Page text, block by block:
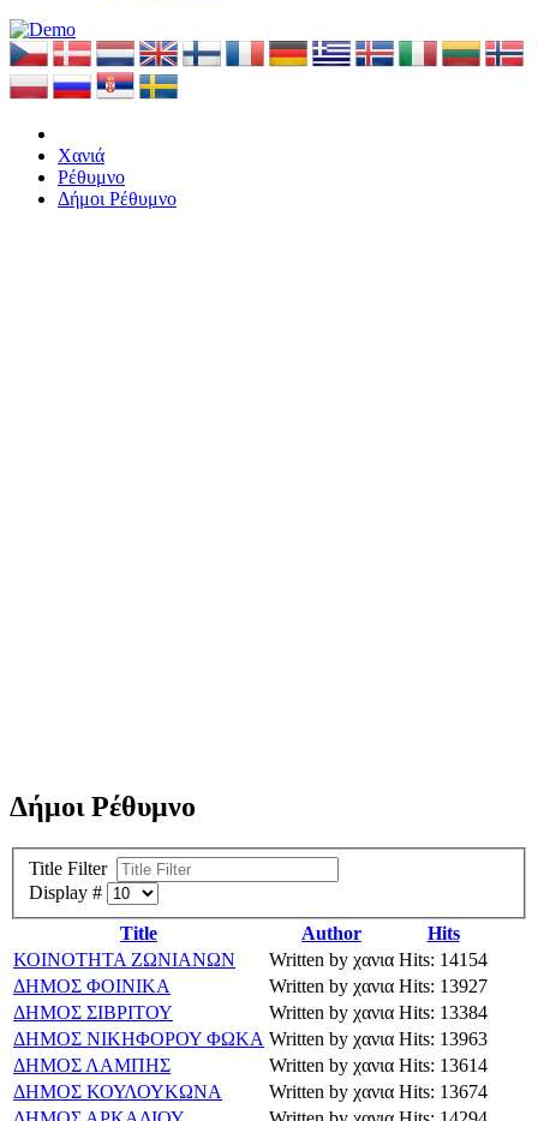
Χανιά
Ρέθυμνο
Δήμοι Ρέθυμνο
Δήμοι Ρέθυμνο
Title Filter
Display #
Title
Author
Hits
ΚΟΙΝΟΤΗΤΑ ΖΩΝΙΑΝΩΝ
Written by χανια Hits: 14154
ΔΗΜΟΣ ΦΟΙΝΙΚΑ
Written by χανια Hits: 13927
ΔΗΜΟΣ ΣΙΒΡΙΤΟΥ
Written by χανια Hits: 13384
ΔΗΜΟΣ ΝΙΚΗΦΟΡΟΥ ΦΩΚΑ Written by χανια Hits: 13963
ΔΗΜΟΣ ΛΑΜΠΗΣ
Written by χανια Hits: 13614
ΔΗΜΟΣ ΚΟΥΛΟΥΚΩΝΑ
Written by χανια Hits: 13674